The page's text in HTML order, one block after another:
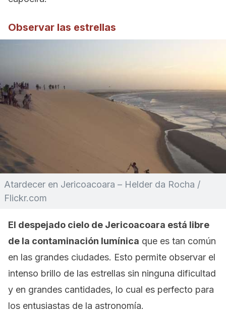
Observar las estrellas
Atardecer en Jericoacoara – Helder da Rocha /
Flickr.com
El despejado cielo de Jericoacoara está libre
de la contaminación lumínica que es tan común
en las grandes ciudades. Esto permite observar el
intenso brillo de las estrellas sin ninguna dificultad
y en grandes cantidades, lo cual es perfecto para
los entusiastas de la astronomía.